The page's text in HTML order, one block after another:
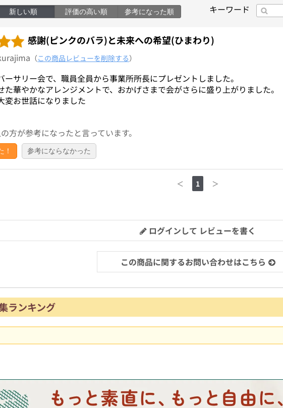
新しい順 評価の高い順 参考になった順 キーワード
感謝(ピンクのバラ)と未来への希望(ひまわり)
（この商品レビューを削除する）
ーサリー会で、職員全員から事業所所長にプレゼントしました。
た華やかなアレンジメントで、おかげさまで会がさらに盛り上がりました。
変お世話になりました
方が参考になったと言っています。
！ 参考にならなかった
＜ 1 ＞
ログインして レビューを書く
この商品に関するお問い合わせはこちら
ランキング